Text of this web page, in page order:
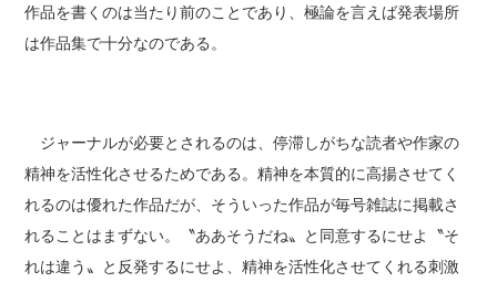
作品を書くのは当たり前のことであり、極論を言えば発表場所
は作品集で十分なのである。
ジャーナルが必要とされるのは、停滞しがちな読者や作家の
精神を活性化させるためである。精神を本質的に高揚させてく
れるのは優れた作品だが、そういった作品が毎号雑誌に掲載さ
れることはまずない。〝ああそうだね〟と同意するにせよ〝そ
れは違う〟と反発するにせよ、精神を活性化させてくれる刺激